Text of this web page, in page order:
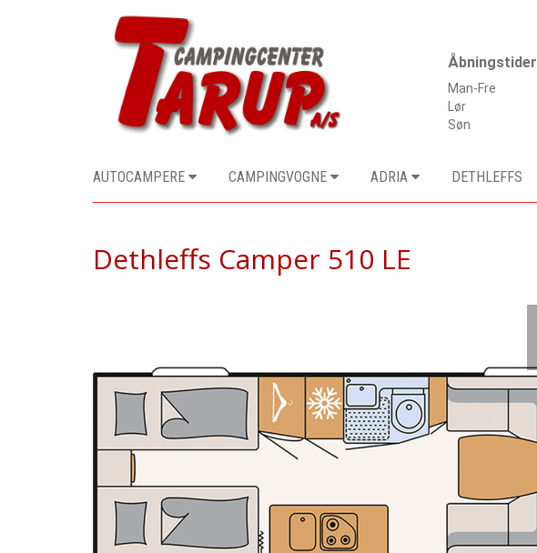
Åbningstider
Man-Fre
Lør
Søn
AUTOCAMPERE CAMPINGVOGNE ADRIA DETHLEFFS
Dethleffs Camper 510 LE